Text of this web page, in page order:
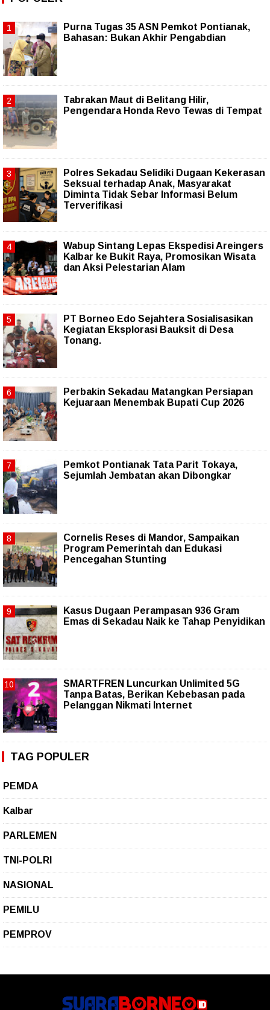
Purna Tugas 35 ASN Pemkot Pontianak,
Bahasan: Bukan Akhir Pengabdian
Tabrakan Maut di Belitang Hilir,
Pengendara Honda Revo Tewas di Tempat
Polres Sekadau Selidiki Dugaan Kekerasan
Seksual terhadap Anak, Masyarakat
Diminta Tidak Sebar Informasi Belum
Terverifikasi
Wabup Sintang Lepas Ekspedisi Areingers
Kalbar ke Bukit Raya, Promosikan Wisata
dan Aksi Pelestarian Alam
PT Borneo Edo Sejahtera Sosialisasikan
Kegiatan Eksplorasi Bauksit di Desa
Tonang.
Perbakin Sekadau Matangkan Persiapan
Kejuaraan Menembak Bupati Cup 2026
Pemkot Pontianak Tata Parit Tokaya,
Sejumlah Jembatan akan Dibongkar
Cornelis Reses di Mandor, Sampaikan
Program Pemerintah dan Edukasi
Pencegahan Stunting
Kasus Dugaan Perampasan 936 Gram
Emas di Sekadau Naik ke Tahap Penyidikan
SMARTFREN Luncurkan Unlimited 5G
Tanpa Batas, Berikan Kebebasan pada
Pelanggan Nikmati Internet
TAG POPULER
PEMDA
Kalbar
PARLEMEN
TNI-POLRI
NASIONAL
PEMILU
PEMPROV